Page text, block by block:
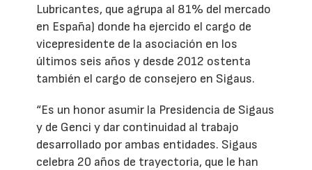
Lubricantes, que agrupa al 81% del mercado
en España) donde ha ejercido el cargo de
vicepresidente de la asociación en los
últimos seis años y desde 2012 ostenta
también el cargo de consejero en Sigaus.
“Es un honor asumir la Presidencia de Sigaus
y de Genci y dar continuidad al trabajo
desarrollado por ambas entidades. Sigaus
celebra 20 años de trayectoria, que le han